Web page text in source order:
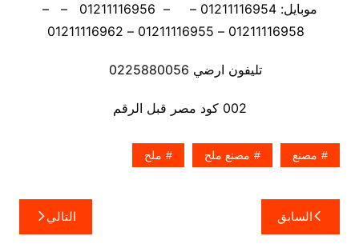
موبايل: 01211116954 – – 01211116956 – –
تليفون ارضي 0225880056
002 كود مصر قبل الرقم
مصنع مصنع ملح ملح
تصفّح
المقالات
السابق التالي